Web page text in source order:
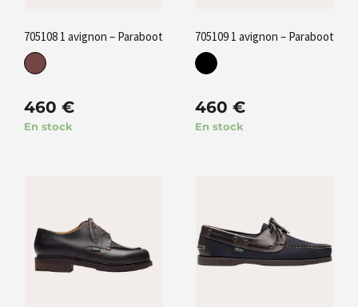
705108 1 avignon – Paraboot
460 €
En stock
705109 1 avignon – Paraboot
460 €
En stock